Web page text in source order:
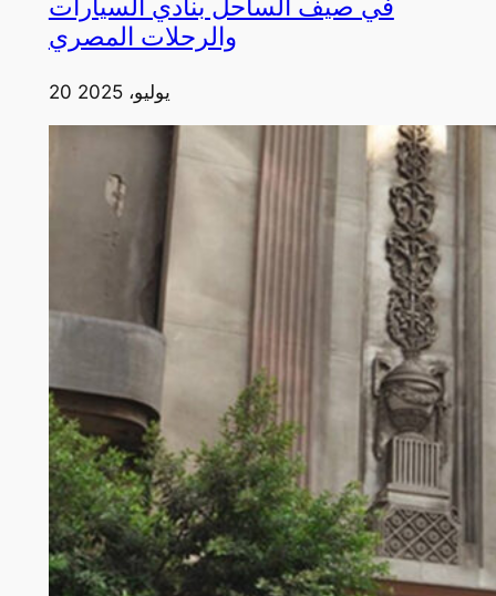
في صيف الساحل بنادي السيارات
والرحلات المصري
20 يوليو، 2025